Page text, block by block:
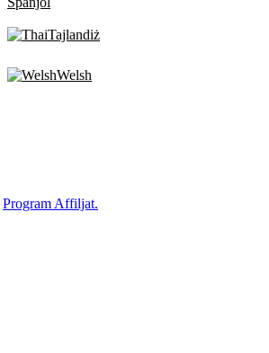
Tajlandiż
Welsh
Program Affiljat.